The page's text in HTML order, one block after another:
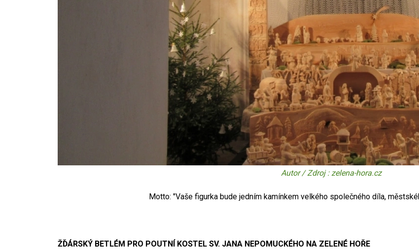
Autor / Zdroj : zelena-hora.cz
Motto: "Vaše figurka bude jedním kamínkem velkého společného díla,
ŽĎÁRSKÝ BETLÉM PRO POUTNÍ KOSTEL SV. JANA NEPOMUCKÉHO NA ZELENÉ HOŘE